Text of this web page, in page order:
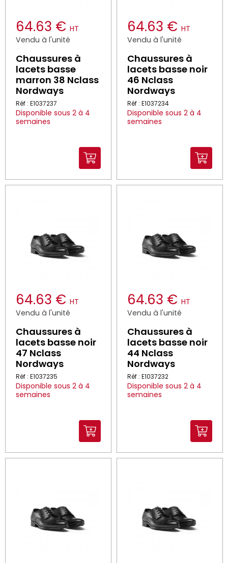
64.63 € HT
Vendu à l'unité
Chaussures à
lacets basse
marron 38 Nclass
Nordways
Réf : E1037237
Disponible sous 2 à 4
semaines
64.63 € HT
Vendu à l'unité
Chaussures à
lacets basse noir
46 Nclass
Nordways
Réf : E1037234
Disponible sous 2 à 4
semaines
64.63 € HT
Vendu à l'unité
Chaussures à
lacets basse noir
47 Nclass
Nordways
Réf : E1037235
Disponible sous 2 à 4
semaines
64.63 € HT
Vendu à l'unité
Chaussures à
lacets basse noir
44 Nclass
Nordways
Réf : E1037232
Disponible sous 2 à 4
semaines